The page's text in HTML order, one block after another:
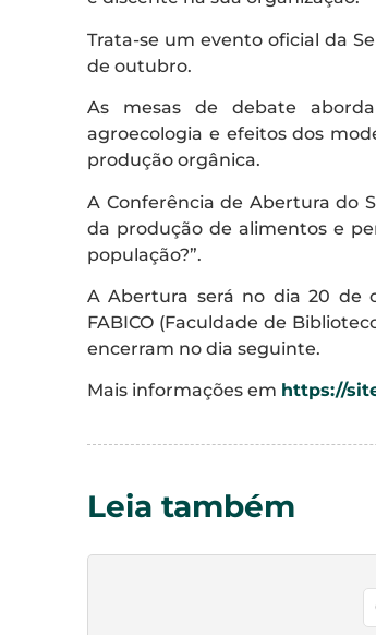
Trata-se um evento oficial da
de outubro.
As mesas de debate
agroecologia e efeitos dos
produção orgânica.
A Conferência de Abertura do
da produção de alimentos e
população?”.
A Abertura será no dia 20 de
FABICO (Faculdade de
encerram no dia seguinte.
Mais informações em https://
Leia também